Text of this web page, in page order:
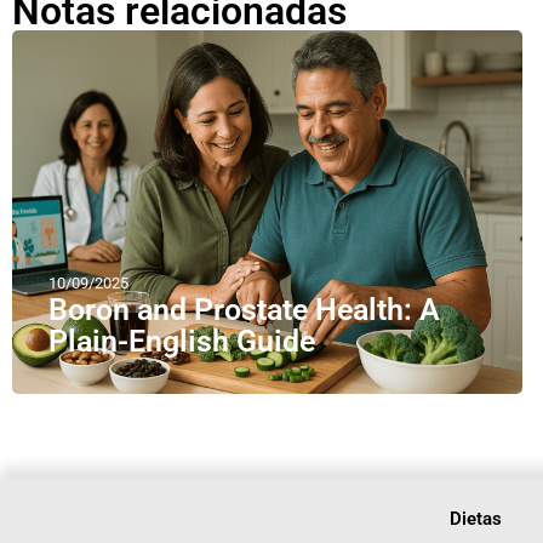
Notas relacionadas
10/09/2025
Boron and Prostate Health: A
Plain-English Guide
Dietas